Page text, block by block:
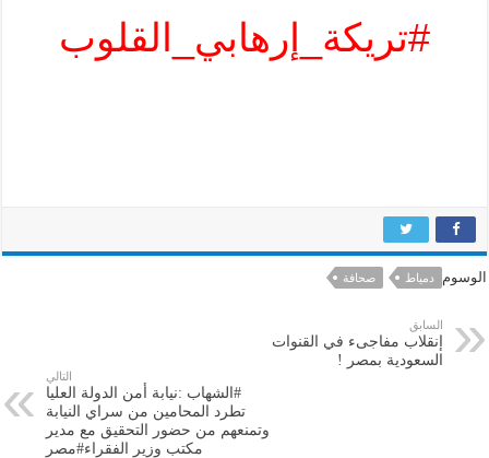
#تريكة_إرهابي_القلوب
الوسوم دمياط صحافة
السابق
إنقلاب مفاجىء في القنوات
السعودية بمصر !
التالي
#الشهاب :نيابة أمن الدولة العليا
تطرد المحامين من سراي النيابة
وتمنعهم من حضور التحقيق مع مدير
مكتب وزير الفقراء#مصر